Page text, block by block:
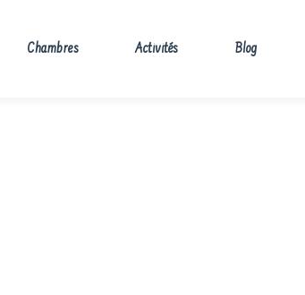
Chambres Activités Blog